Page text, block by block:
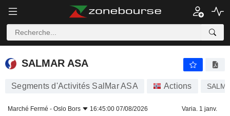
SALMAR ASA
SALMAR ASA
Segments d'Activités SalMar ASA Actions SALM
Marché Fermé - Oslo Bors 16:45:00 07/08/2026 Varia. 1 janv.